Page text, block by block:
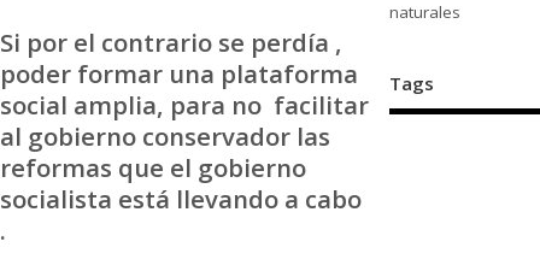
Si por el contrario se perdía ,
poder formar una plataforma
social amplia, para no facilitar
al gobierno conservador las
reformas que el gobierno
socialista está llevando a cabo
.
naturales
Tags